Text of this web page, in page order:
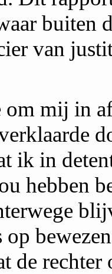
buiten
van
mij in
ik in
hebben
op
de